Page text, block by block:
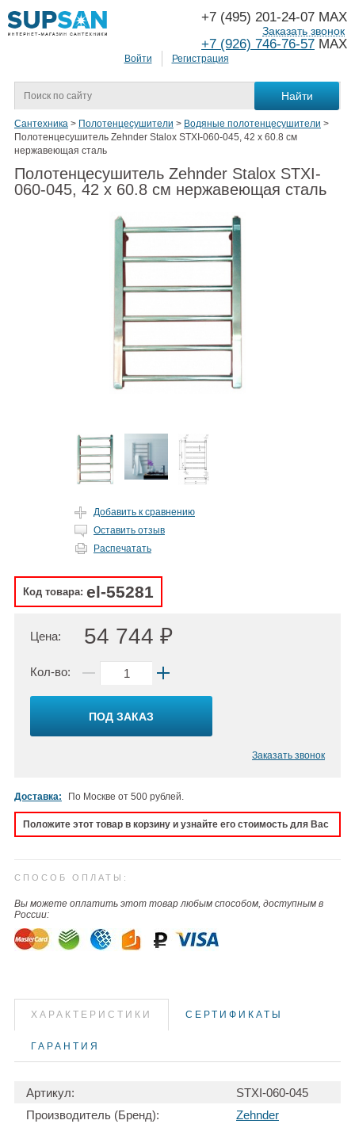
Войти Регистрация
+7 (495) 201-24-07 MAX
+7 (926) 746-76-57 MAX
Заказать звонок
Сантехника > Полотенцесушители > Водяные полотенцесушители >
Полотенцесушитель Zehnder Stalox STXI-060-045, 42 x 60.8 см
нержавеющая сталь
Полотенцесушитель Zehnder Stalox STXI-
060-045, 42 x 60.8 см нержавеющая сталь
Добавить к сравнению
Оставить отзыв
Распечатать
Код товара: el-55281
Цена: 54 744 ₽
Кол-во:
ПОД ЗАКАЗ
Заказать звонок
Доставка: По Москве от 500 рублей.
Положите этот товар в корзину и узнайте его стоимость для Вас
СПОСОБ ОПЛАТЫ:
Вы можете оплатить этот товар любым способом, доступным в
России:
ХАРАКТЕРИСТИКИ СЕРТИФИКАТЫ
ГАРАНТИЯ
Артикул:
STXI-060-045
Производитель (Бренд):
Zehnder